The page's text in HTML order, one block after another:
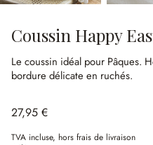
Coussin Happy
Le coussin idéal pour Pâques.
bordure délicate en ruchés.
27,95 €
TVA incluse, hors frais de livraison